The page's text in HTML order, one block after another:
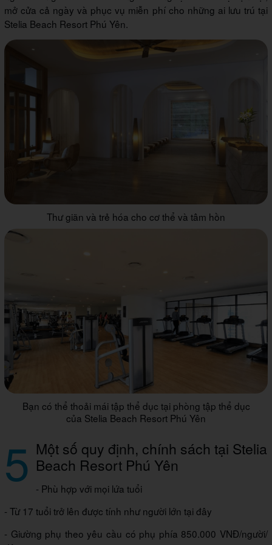
mở cửa cả ngày và phục vụ miễn phí cho những ai lưu trú tại
Stelia Beach Resort Phú Yên.
Thư giãn và trẻ hóa cho cơ thể và tâm hồn
Bạn có thể thoải mái tập thể dục tại phòng tập thể dục
của Stelia Beach Resort Phú Yên
5 Một số quy định, chính sách tại Stelia
Beach Resort Phú Yên
- Phù hợp với mọi lứa tuổi
- Từ 17 tuổi trở lên được tính như người lớn tại đây
- Giường phụ theo yêu cầu có phụ phía 850.000 VNĐ/người/